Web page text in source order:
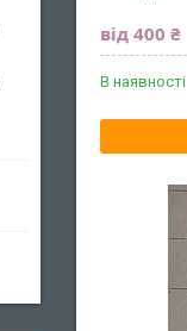
від 400 ₴
В наявності